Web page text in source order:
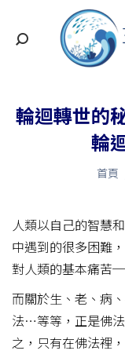
搜
輪迴轉世的
輪
您
首頁
人類以自己的智慧
中遇到的很多困難
對人類的基本痛苦
而關於生、老、病
法…等等，正是佛
之，只有在佛法裡